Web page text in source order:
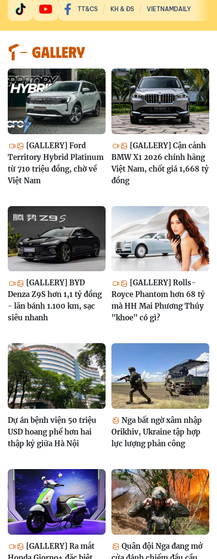
TT&CS KH & ĐS VIETNAMDAILY
GALLERY
[GALLERY] Ford
Territory Hybrid Platinum
từ 710 triệu đồng, chờ về
Việt Nam
[GALLERY] Cận cảnh
BMW X1 2026 chính hãng
Việt Nam, chốt giá 1,668 tỷ
đồng
[GALLERY] BYD
Denza Z9S hơn 1,1 tỷ đồng
- lăn bánh 1.100 km, sạc
siêu nhanh
[GALLERY] Rolls-
Royce Phantom hơn 68 tỷ
mà HH Mai Phương Thúy
"khoe" có gì?
Dự án bệnh viện 50 triệu
USD hoang phế hơn hai
thập kỷ giữa Hà Nội
Nga bất ngờ xâm nhập
Orikhiv, Ukraine tập hợp
lực lượng phản công
[GALLERY] Ra mắt
Quân đội Nga đang mở